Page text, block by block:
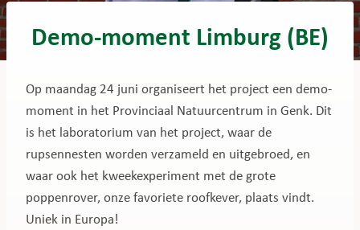
Demo-moment Limburg (BE)
Op maandag 24 juni organiseert het project een demo-
moment in het Provinciaal Natuurcentrum in Genk. Dit
is het laboratorium van het project, waar de
rupsennesten worden verzameld en uitgebroed, en
waar ook het kweekexperiment met de grote
poppenrover, onze favoriete roofkever, plaats vindt.
Uniek in Europa!